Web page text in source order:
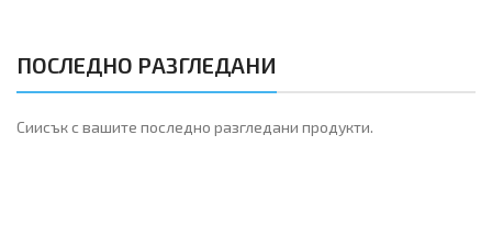
ПОСЛЕДНО РАЗГЛЕДАНИ
Сиисък с вашите последно разгледани продукти.